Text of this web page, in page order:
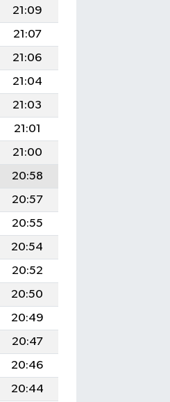
21:09
21:07
21:06
21:04
21:03
21:01
21:00
20:58
20:57
20:55
20:54
20:52
20:50
20:49
20:47
20:46
20:44